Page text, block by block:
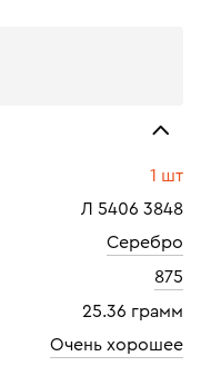
1 шт
Л 5406 3848
Серебро
875
25.36 грамм
Очень хорошее